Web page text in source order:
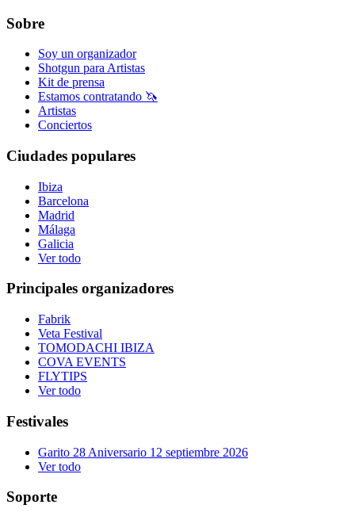
Sobre
Soy un organizador
Shotgun para Artistas
Kit de prensa
Estamos contratando 🦄
Artistas
Conciertos
Ciudades populares
Ibiza
Barcelona
Madrid
Málaga
Galicia
Ver todo
Principales organizadores
Fabrik
Veta Festival
TOMODACHI IBIZA
COVA EVENTS
FLYTIPS
Ver todo
Festivales
Garito 28 Aniversario 12 septiembre 2026
Ver todo
Soporte